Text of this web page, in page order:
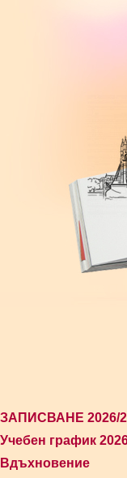
ЗАПИСВАНЕ 2026/
Учебен график
Вдъхновение